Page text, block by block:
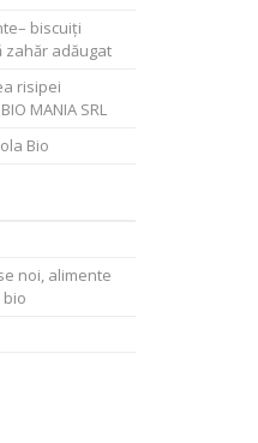
biscuiți
zahăr adăugat
risipei
MANIA SRL
Bio
noi, alimente